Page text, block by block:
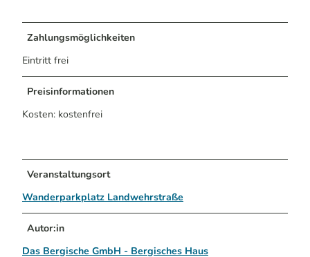
Zahlungsmöglichkeiten
Eintritt frei
Preisinformationen
Kosten: kostenfrei
Veranstaltungsort
Wanderparkplatz Landwehrstraße
Autor:in
Das Bergische GmbH - Bergisches Haus